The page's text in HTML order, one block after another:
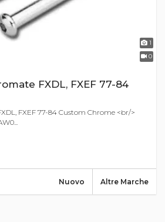
1
0
FXDL, FXEF 77-84
FXEF 77-84 Custom Chrome <br/>
Altre Marche
Nuovo